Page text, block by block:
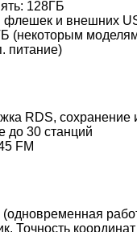
128ГБ
флешек и внешних
(некоторым
питание)
RDS, сохранение
до 30 станций
FM
Точность